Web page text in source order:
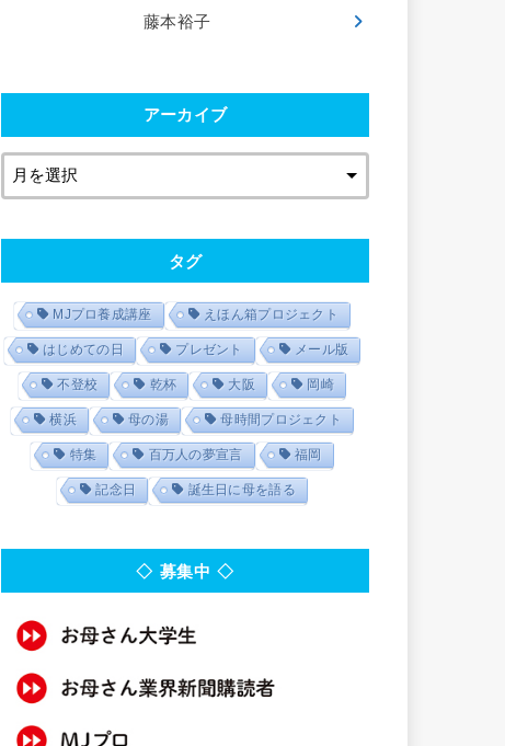
藤本裕子
アーカイブ
タグ
MJプロ養成講座 えほん箱プロジェクト
はじめての日 プレゼント メール版
不登校 乾杯 大阪 岡崎
横浜 母の湯 母時間プロジェクト
特集 百万人の夢宣言 福岡
記念日 誕生日に母を語る
◇ 募集中 ◇